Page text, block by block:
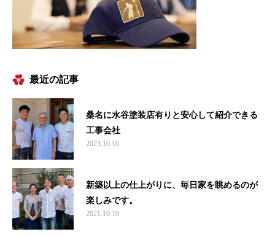
最近の記事
桑名に水谷塗装店有りと安心して紹介できる
工事会社
2023.10.10
新築以上の仕上がりに、毎日家を眺めるのが
楽しみです。
2021.10.10